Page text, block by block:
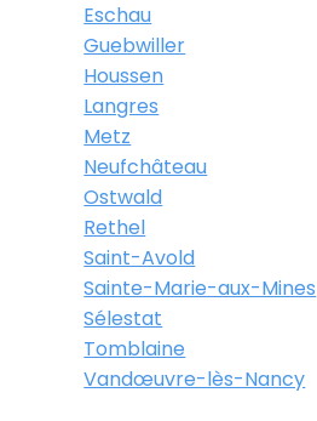
Itinéraire
- Rue Clemenceau
Eschau
Guebwiller
Houssen
Langres
Metz
Neufchâteau
Ostwald
Rethel
Saint-Avold
Sainte-Marie-aux-Mines
Sélestat
Tomblaine
Vandœuvre-lès-Nancy